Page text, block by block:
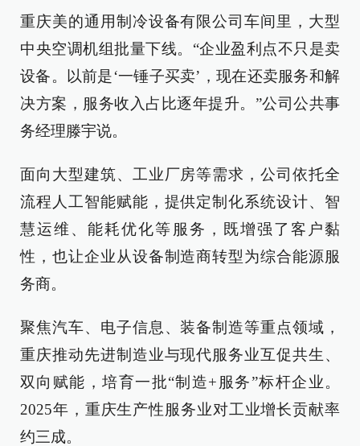
重庆美的通用制冷设备有限公司车间里，大型
中央空调机组批量下线。“企业盈利点不只是卖
设备。以前是‘一锤子买卖’，现在还卖服务和解
决方案，服务收入占比逐年提升。”公司公共事
务经理滕宇说。
面向大型建筑、工业厂房等需求，公司依托全
流程人工智能赋能，提供定制化系统设计、智
慧运维、能耗优化等服务，既增强了客户黏
性，也让企业从设备制造商转型为综合能源服
务商。
聚焦汽车、电子信息、装备制造等重点领域，
重庆推动先进制造业与现代服务业互促共生、
双向赋能，培育一批“制造+服务”标杆企业。
2025年，重庆生产性服务业对工业增长贡献率
约三成。